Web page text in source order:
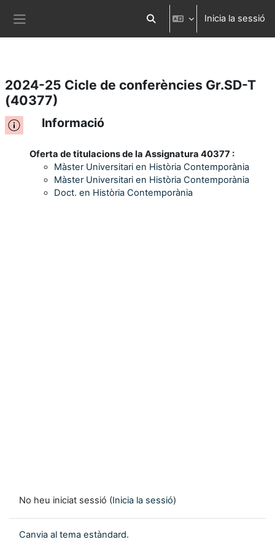
Ves al contingut principal Commuta l'entrada de la cerca
Inicia la sessió
2024-25 Cicle de conferències Gr.SD-T
(40377)
Informació
Oferta de titulacions de la Assignatura 40377 :
Màster Universitari en Història Contemporània
Màster Universitari en Història Contemporània
Doct. en Història Contemporània
No heu iniciat sessió (Inicia la sessió)
Canvia al tema estàndard.